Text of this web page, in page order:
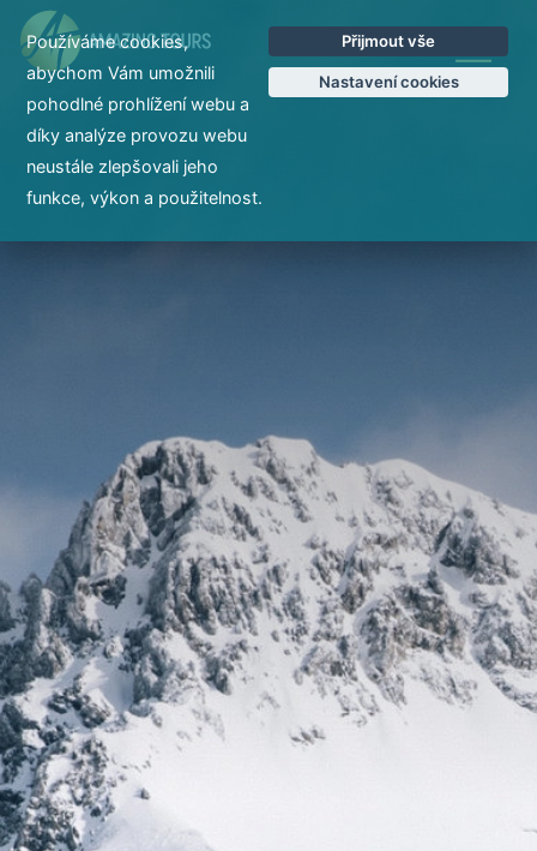
EN
Používáme cookies,
abychom Vám umožnili
pohodlné prohlížení webu a
díky analýze provozu webu
neustále zlepšovali jeho
funkce, výkon a použitelnost.
Přijmout vše
Nastavení cookies